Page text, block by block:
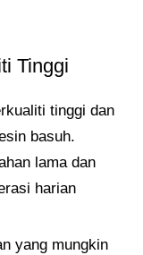
Tinggi
tinggi dan
basuh.
lama dan
harian
yang mungkin